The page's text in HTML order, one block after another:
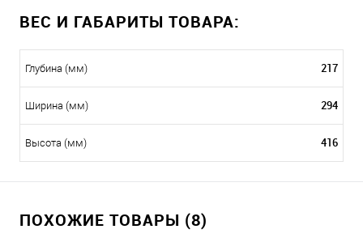
ВЕС И ГАБАРИТЫ ТОВАРА:
Глубина (мм) 217
Ширина (мм) 294
Высота (мм) 416
ПОХОЖИЕ ТОВАРЫ (8)